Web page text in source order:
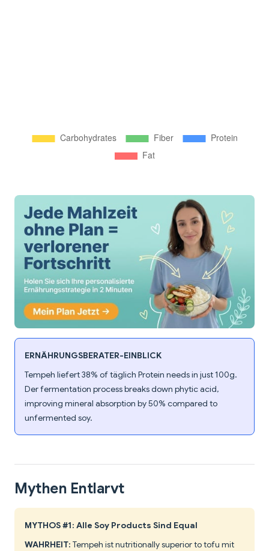
ERNÄHRUNGSBERATER-EINBLICK
Tempeh liefert 38% of täglich Protein needs in just 100g.
Der fermentation process breaks down phytic acid,
improving mineral absorption by 50% compared to
unfermented soy.
Mythen Entlarvt
MYTHOS #1: Alle Soy Products Sind Equal
WAHRHEIT: Tempeh ist nutritionally superior to tofu mit